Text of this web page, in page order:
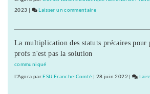
2023 | Laisser un commentaire
cherche
sa
La multiplication des statuts précaires pour
profs n'est pas la solution
communiqué
L'Agora parFSU Franche-Comté | 28 juin 2022 |